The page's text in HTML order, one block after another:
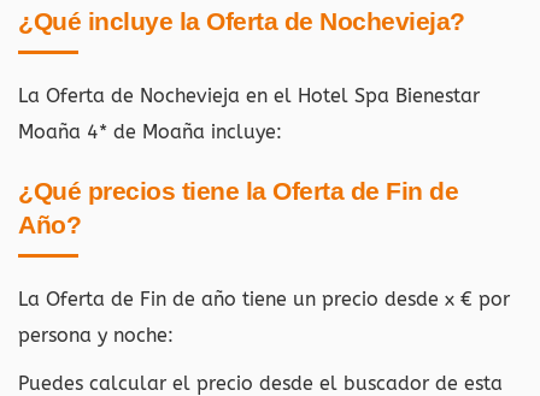
¿Qué incluye la Oferta de Nochevieja?
La Oferta de Nochevieja en el Hotel Spa Bienestar
Moaña 4* de Moaña incluye:
¿Qué precios tiene la Oferta de Fin de
Año?
La Oferta de Fin de año tiene un precio desde x € por
persona y noche:
Puedes calcular el precio desde el buscador de esta